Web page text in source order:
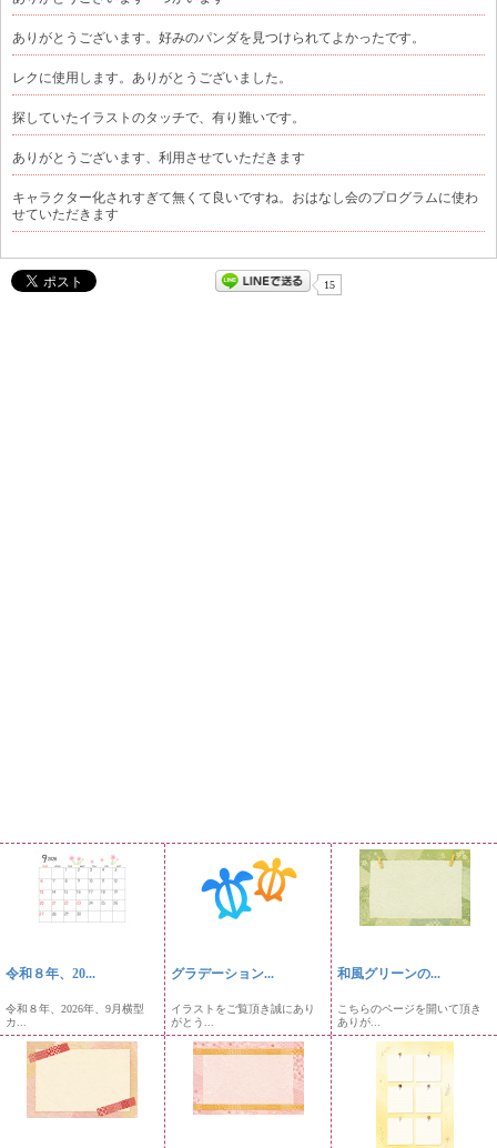
ありがとうございます。好みのパンダを見つけられてよかったです。
レクに使用します。ありがとうございました。
探していたイラストのタッチで、有り難いです。
ありがとうございます、利用させていただきます
キャラクター化されすぎて無くて良いですね。おはなし会のプログラムに使わ
せていただきます
15
令和８年、20...
令和８年、2026年、9月横型
カ...
グラデーション...
イラストをご覧頂き誠にあり
がとう...
和風グリーンの...
こちらのページを開いて頂き
ありが...